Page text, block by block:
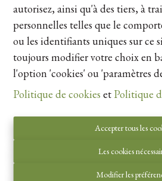
autorisez, ainsi qu'à des tiers, à
personnelles telles que le
ou les identifiants uniques sur ce
toujours modifier votre choix en
l'option 'cookies' ou 'paramètres
Politique de cookies et Politique
Accepter tous les
Les cookies
Modifier les
Institut professionnel des
Luxemburgstraat 16B 1000